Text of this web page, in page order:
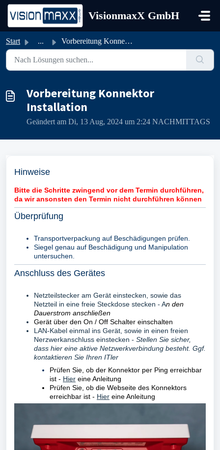
Zum hauptsächlichen Inhalt gehen
VisionmaxX GmbH
Start ... Vorbereitung Konnektor Installation
Vorbereitung Konnektor
Installation
Geändert am Di, 13 Aug, 2024 um 2:24 NACHMITTAGS
Hinweise
Bitte die Schritte zwingend vor dem Termin durchführen,
da wir ansonsten den Termin nicht durchführen können
Überprüfung
Transportverpackung auf Beschädigungen prüfen.
Siegel genau auf Beschädigung und Manipulation
untersuchen.
Anschluss des Gerätes
Netzteilstecker am Gerät einstecken, sowie das
Netzteil in eine freie Steckdose stecken - An den
Dauerstrom anschließen
Gerät über den On / Off Schalter einschalten
LAN-Kabel einmal ins Gerät, sowie in einen freien
Nerzwerkanschluss einstecken - Stellen Sie sicher,
dass hier eine aktive Netzwerkverbindung besteht. Ggf.
kontaktieren Sie Ihren ITler
Prüfen Sie, ob der Konnektor per Ping erreichbar
ist - Hier eine Anleitung
Prüfen Sie, ob die Webseite des Konnektors
erreichbar ist - Hier eine Anleitung